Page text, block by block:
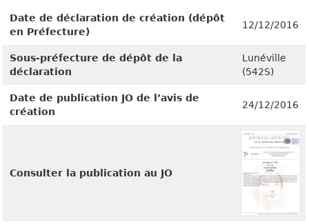
Date de déclaration de création (dépôt
en Préfecture)
12/12/2016
Sous-préfecture de dépôt de la
déclaration
Lunéville
(542S)
Date de publication JO de l’avis de
création
24/12/2016
Consulter la publication au JO